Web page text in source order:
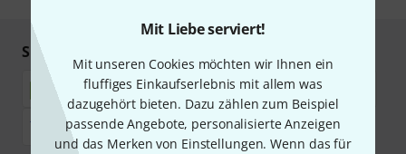
Mit Liebe serviert!
Mit unseren Cookies möchten wir Ihnen ein
fluffiges Einkaufserlebnis mit allem was
dazugehört bieten. Dazu zählen zum Beispiel
passende Angebote, personalisierte Anzeigen
und das Merken von Einstellungen. Wenn das für
Sicher einkaufen & bezahlen